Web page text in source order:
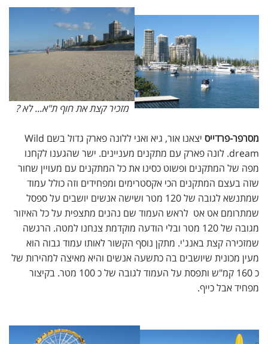
מזכיר קצת את חוף ת"א... לא ?
מסרפר-פרדייס
יצאנו אור, גיא ואני ללונה פארק גדול בשם Wild
dream. לונה פארק עם מתקנים מעניינים. ישר שהגענו לקחנו
מפה של המתקנים ופשוט כסינו את כל המתקנים עם מעויין שחור
שזה בעצם המתקנים הכי אקסטרימים ומפחידים וזה כולל עמוד
שמתנשא לגובה של 120 מטר ושישה אנשים יושבים על ספסל
שמתרומם אט אט לראש העמוד שם נהנים מתצפית על כל האיזור
מגובה של 120 מטר ובלי הודעה מוקדמת צנחנו למטה. הרגשה
שמזכירה קצת באנג'י. מתקן נוסף הקשור לאותו עמוד גבוה הוא
מעין מכונית שיושבים בה כתשעה אנשים והיא מאיצה למהירות של
כ 160 קמ"ש ותפסת על העמוד לגובה של כ 100 מטר. בקיצור
מפחיד אבל כייף.